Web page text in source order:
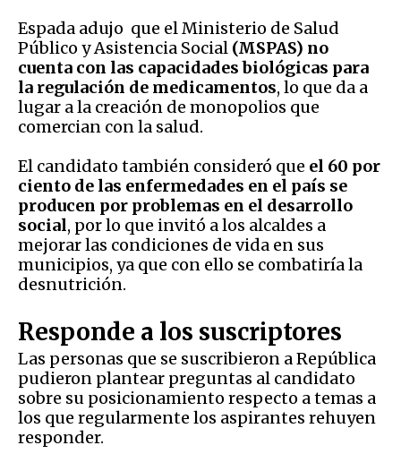
Espada adujo que el Ministerio de Salud
Público y Asistencia Social (MSPAS) no
cuenta con las capacidades biológicas para
la regulación de medicamentos, lo que da a
lugar a la creación de monopolios que
comercian con la salud.
El candidato también consideró que el 60 por
ciento de las enfermedades en el país se
producen por problemas en el desarrollo
social, por lo que invitó a los alcaldes a
mejorar las condiciones de vida en sus
municipios, ya que con ello se combatiría la
desnutrición.
Responde a los suscriptores
Las personas que se suscribieron a República
pudieron plantear preguntas al candidato
sobre su posicionamiento respecto a temas a
los que regularmente los aspirantes rehuyen
responder.